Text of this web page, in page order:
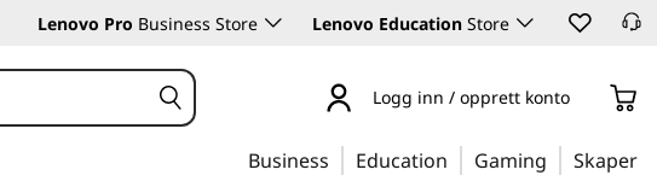
Lenovo Pro Business Store Lenovo Education Store
Logg inn / opprett konto
Business Education Gaming Skaper